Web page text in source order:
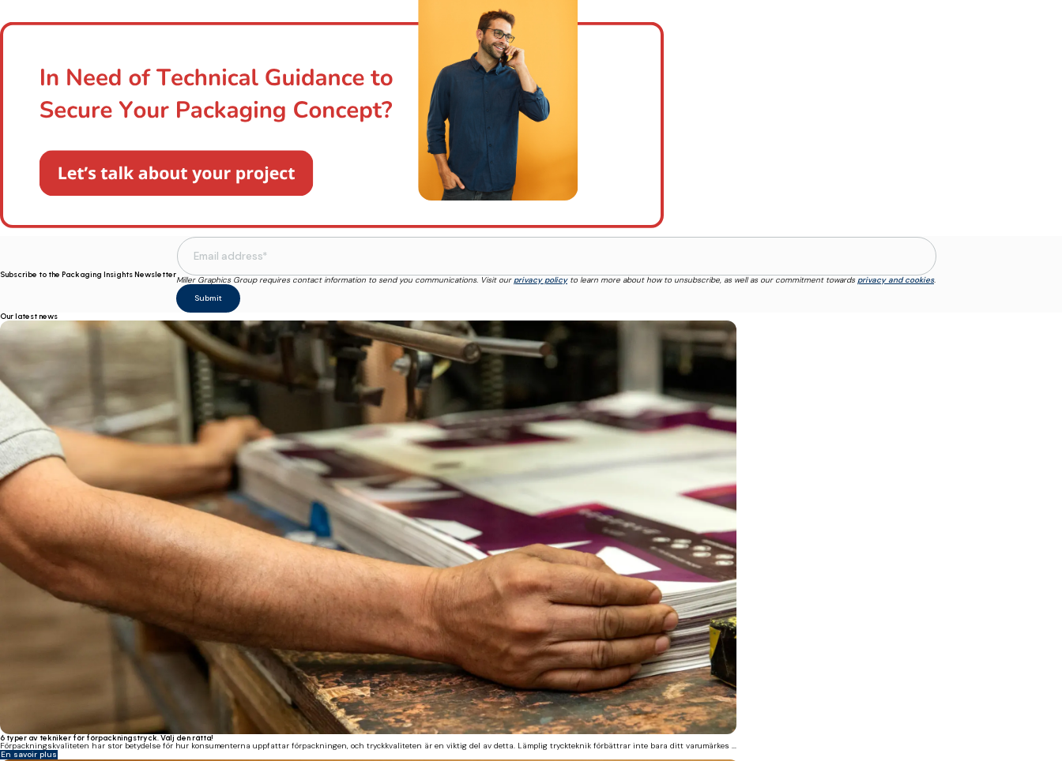
Subscribe to the Packaging Insights Newsletter
Miller Graphics Group requires contact information to send you communications. Visit ourprivacy policyto learn more about how to unsubscribe, as well as our commitment towards privacy and cookies.
Our latest news
6 typer av tekniker för förpackningstryck. Välj den rätta!
Förpackningskvaliteten har stor betydelse för hur konsumenterna uppfattar förpackningen, och tryckkvaliteten är en viktig del av detta. Lämplig tryckteknik förbättrar inte bara ditt varumärkes ...
En savoir plus